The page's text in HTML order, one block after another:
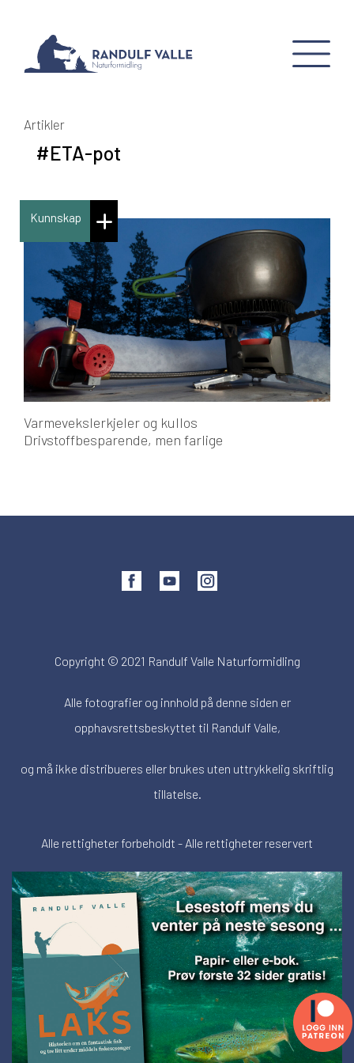
Artikler
#ETA-pot
Kunnskap
Varmevekslerkjeler og kullos
Drivstoffbesparende, men farlige
Copyright © 2021 Randulf Valle Naturformidling
Alle fotografier og innhold på denne siden er
opphavsrettsbeskyttet til Randulf Valle,
og må ikke distribueres eller brukes uten uttrykkelig skriftlig
tillatelse.
Alle rettigheter forbeholdt - Alle rettigheter reservert